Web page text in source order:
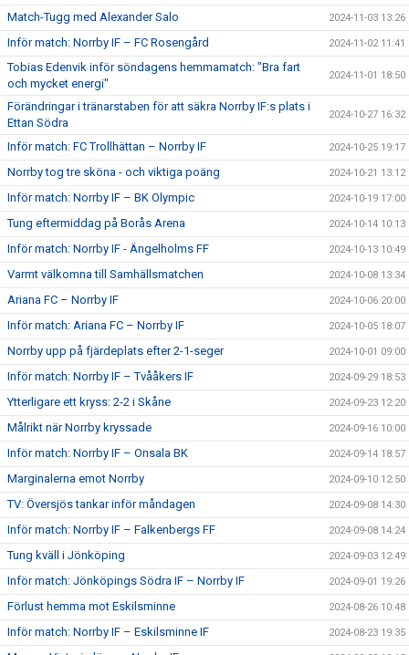
Match-Tugg med Alexander Salo 2024-11-03 13:26
Inför match: Norrby IF – FC Rosengård 2024-11-02 11:41
Tobias Edenvik inför söndagens hemmamatch: "Bra fart
och mycket energi"
2024-11-01 18:50
Förändringar i tränarstaben för att säkra Norrby IF:s plats i
Ettan Södra
2024-10-27 16:32
Inför match: FC Trollhättan – Norrby IF 2024-10-25 19:17
Norrby tog tre sköna - och viktiga poäng 2024-10-21 13:12
Inför match: Norrby IF – BK Olympic 2024-10-19 17:00
Tung eftermiddag på Borås Arena 2024-10-14 10:13
Inför match: Norrby IF - Ängelholms FF 2024-10-13 10:49
Varmt välkomna till Samhällsmatchen 2024-10-08 13:34
Ariana FC – Norrby IF 2024-10-06 20:00
Inför match: Ariana FC – Norrby IF 2024-10-05 18:07
Norrby upp på fjärdeplats efter 2-1-seger 2024-10-01 09:00
Inför match: Norrby IF – Tvååkers IF 2024-09-29 18:53
Ytterligare ett kryss: 2-2 i Skåne 2024-09-23 12:20
Målrikt när Norrby kryssade 2024-09-16 10:00
Inför match: Norrby IF – Onsala BK 2024-09-14 18:57
Marginalerna emot Norrby 2024-09-10 12:50
TV: Översjös tankar inför måndagen 2024-09-08 14:30
Inför match: Norrby IF – Falkenbergs FF 2024-09-08 14:24
Tung kväll i Jönköping 2024-09-03 12:49
Inför match: Jönköpings Södra IF – Norrby IF 2024-09-01 19:26
Förlust hemma mot Eskilsminne 2024-08-26 10:48
Inför match: Norrby IF – Eskilsminne IF 2024-08-23 19:35